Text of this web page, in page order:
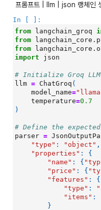
프롬프트 | llm | json 랭체인
In [ ]:
from
langchain_groq
from
from
import
json
# Initialize Groq LLM
llm = ChatGroq (
model_name=
temperature=0.7
)
# Define the
parser =
"type" : "object" ,
"properties" :
{
"name" : {
"price" : {
"features" :
{
"type" :
"items" :
}